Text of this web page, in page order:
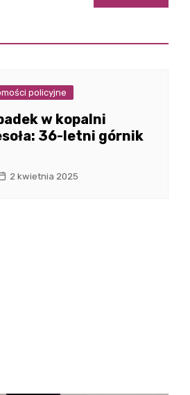
policyjne
w kopalni
36-letni górnik
2 kwietnia 2025